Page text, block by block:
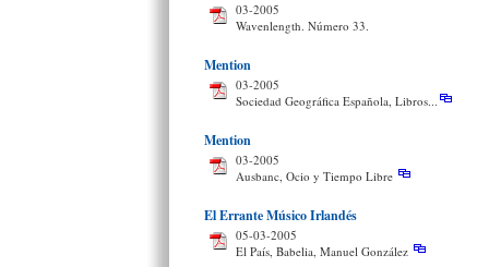
03-2005
Wavenlength. Número 33.
Mention
03-2005
Sociedad Geográfica Española, Libros...
Mention
03-2005
Ausbanc, Ocio y Tiempo Libre
El Errante Músico Irlandés
05-03-2005
El País, Babelia, Manuel González